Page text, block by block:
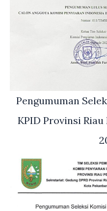
Pengumuman
KPID Provinsi